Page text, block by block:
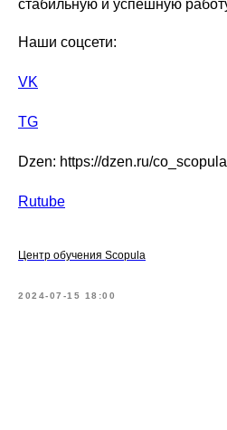
стабильную и успешную
Наши соцсети:
VK
TG
Dzen: https://dzen.ru/co_scopula
Rutube
Центр обучения Scopula
2024-07-15 18:00